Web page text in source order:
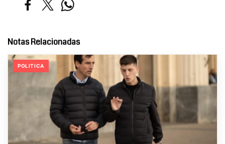
Notas Relacionadas
POLITICA